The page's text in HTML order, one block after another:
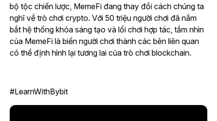
bộ tộc chiến lược, MemeFi đang thay đổi cách chúng ta
nghĩ về trò chơi crypto. Với 50 triệu người chơi đã nắm
bắt hệ thống khóa sáng tạo và lối chơi hợp tác, tầm nhìn
của MemeFi là biến người chơi thành các bên liên quan
có thể định hình lại tương lai của trò chơi blockchain.
#LearnWithBybit